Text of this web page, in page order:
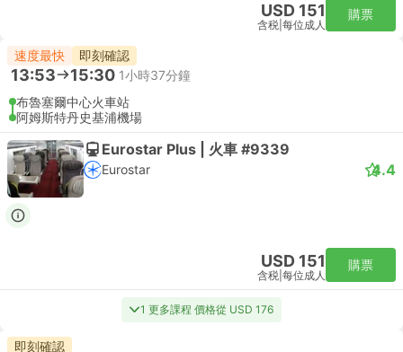
USD 151
含税 每位成人
購票
速度最快 即刻確認
13:53 15:30 1小時37分鐘
布魯塞爾中心火車站
阿姆斯特丹史基浦機場
Eurostar Plus | 火車 #9339
Eurostar 4.4
USD 151
含税 每位成人
購票
1 更多課程 價格從 USD 176
即刻確認